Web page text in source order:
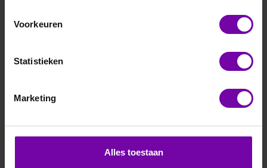
Voorkeuren
Statistieken
Marketing
Alles toestaan
Voor meer informatie :
Vraag een offerte aan Bij vragen, bel ons